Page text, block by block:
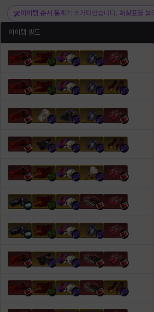
아이템 순서 통계 가 추가되었습니다. 화살표를 눌
아이템 빌드